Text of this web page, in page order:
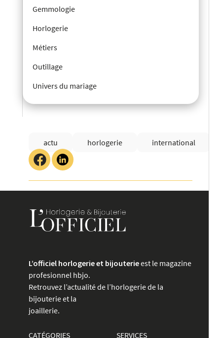
Gemmologie
Horlogerie
Métiers
Outillage
Univers du mariage
actu horlogerie international
L’officiel horlogerie et bijouterieest le magazine
profesionnel hbjo.
Retrouvez l’actualité de l’horlogerie de la
bijouterie et la
joaillerie.
CATÉGORIES SERVICES